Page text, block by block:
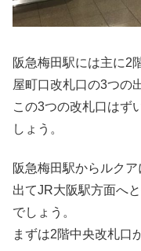
阪急梅田駅には主に2
屋町口改札口の3つの
この3つの改札口はず
しょう。
阪急梅田駅からルクア
出てJR大阪駅方面へ
でしょう。
まずは2階中央改札口